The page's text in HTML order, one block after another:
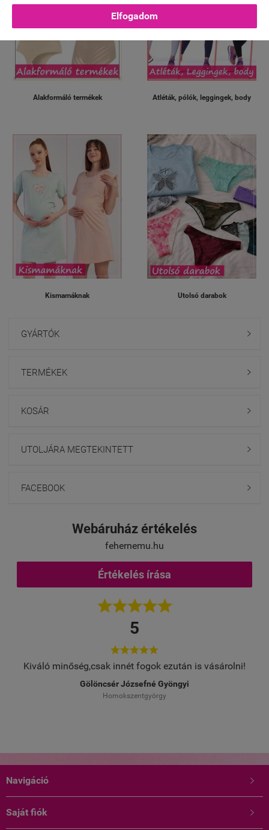
Elfogadom
Alakformáló termékek Atléták, pólók, leggingek, body
Kismamáknak Utolsó darabok
GYÁRTÓK 
TERMÉKEK 
KOSÁR 
UTOLJÁRA MEGTEKINTETT 
FACEBOOK 
Webáruház értékelés
fehernemu.hu
Értékelés írása

5

Kiváló minőség,csak innét fogok ezután is vásárolni!
Gölöncsér Józsefné Gyöngyi
Homokszentgyörgy
Navigáció 
Saját fiók 